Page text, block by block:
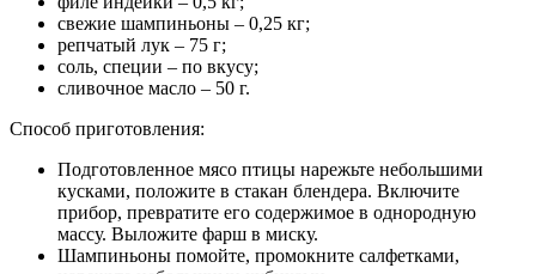
свежие шампиньоны – 0,25 кг;
репчатый лук – 75 г;
соль, специи – по вкусу;
сливочное масло – 50 г.
Способ приготовления:
Подготовленное мясо птицы нарежьте небольшими
кусками, положите в стакан блендера. Включите
прибор, превратите его содержимое в однородную
массу. Выложите фарш в миску.
Шампиньоны помойте, промокните салфетками,